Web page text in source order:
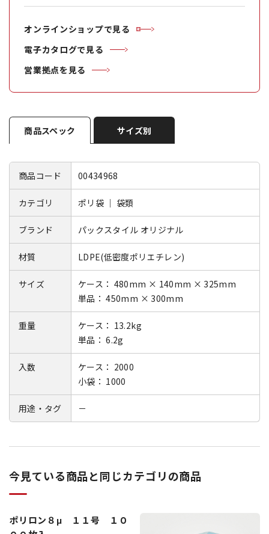
オンラインショップで見る
電子カタログで見る
営業拠点を見る
商品スペック サイズ別
商品コード 00434968
カテゴリ ポリ袋 ｜ 袋類
ブランド パックスタイル オリジナル
材質 LDPE(低密度ポリエチレン)
サイズ
ケース： 480mm × 140mm × 325mm
単品： 450mm × 300mm
重量
ケース： 13.2kg
単品： 6.2g
入数
ケース： 2000
小袋： 1000
用途・タグ －
今見ている商品と同じカテゴリの商品
ポリロン８μ １１号 １０